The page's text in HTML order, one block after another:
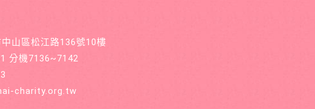
山區松江路136號10樓
分機7136~7142
charity.org.tw